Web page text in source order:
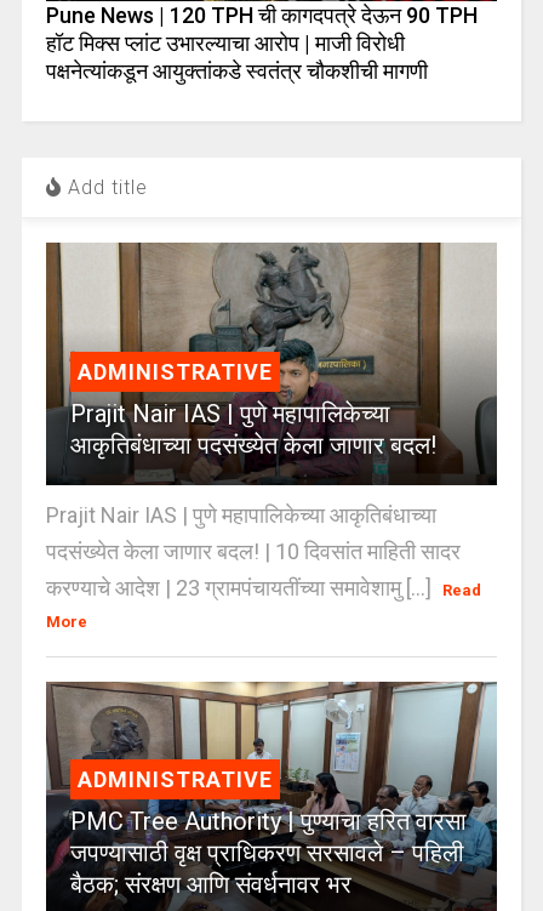
Pune News | 120 TPH ची कागदपत्रे देऊन 90 TPH
हॉट मिक्स प्लांट उभारल्याचा आरोप | माजी विरोधी
पक्षनेत्यांकडून आयुक्तांकडे स्वतंत्र चौकशीची मागणी
Add title
ADMINISTRATIVE
Prajit Nair IAS | पुणे महापालिकेच्या
आकृतिबंधाच्या पदसंख्येत केला जाणार बदल!
Prajit Nair IAS | पुणे महापालिकेच्या आकृतिबंधाच्या
पदसंख्येत केला जाणार बदल! | 10 दिवसांत माहिती सादर
करण्याचे आदेश | 23 ग्रामपंचायतींच्या समावेशामु [...]
Read
More
ADMINISTRATIVE
PMC Tree Authority | पुण्याचा हरित वारसा
जपण्यासाठी वृक्ष प्राधिकरण सरसावले – पहिली
बैठक; संरक्षण आणि संवर्धनावर भर